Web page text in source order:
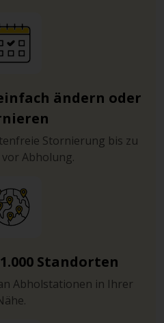
ändern oder
Stornierung bis zu
Abholung.
Standorten
Abholstationen in Ihrer